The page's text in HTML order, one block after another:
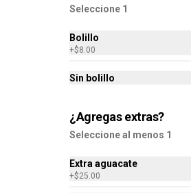
chicharrón prensado.
$120.00
250gr de chilaquiles rellenos de
$115.00
Seleccione 1
Bolillo
+$8.00
Sin bolillo
¿Agregas extras?
Seleccione al menos 1
Extra aguacate
+$25.00